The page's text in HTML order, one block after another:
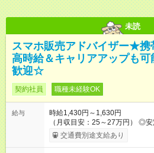
未読
スマホ販売アドバイザー★携
高時給＆キャリアアップも可
歓迎☆
契約社員 職種未経験OK
給与
時給1,430円～1,630円
（月収目安：25～27万円） ◎安定した給与で安心！ 長期・フル
タイムで勤務いただける方にお
す。シフトが削られることはな
交通費別途支給あり